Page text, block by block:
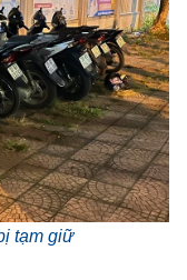
tạm giữ